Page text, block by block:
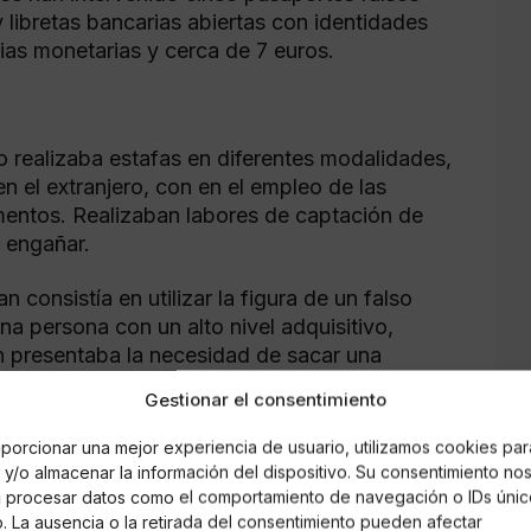
Gestionar el consentimiento
una mejor experiencia de usuario, utilizamos cookies
o almacenar la información del dispositivo. Su consentimiento nos
procesar datos como el comportamiento de navegación o IDs
La ausencia o la retirada del consentimiento pueden afectar
bancarias abiertas con identidades
monetarias y cerca de 7 euros.
estafas en diferentes modalidades,
el extranjero, con en el empleo de las
Realizaban labores de captación de
consistía en utilizar la figura de un falso
persona con un alto nivel adquisitivo,
la necesidad de sacar una
convencer a las víctimas, el supuesto
a cambio de una cantidad de dinero